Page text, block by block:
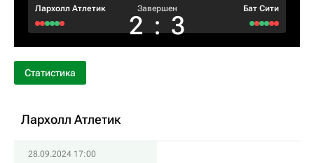
Лархолл Атлетик Завершен
2 : 3
Бат Сити
Статистика
Лархолл Атлетик
28.09.2024 17:00